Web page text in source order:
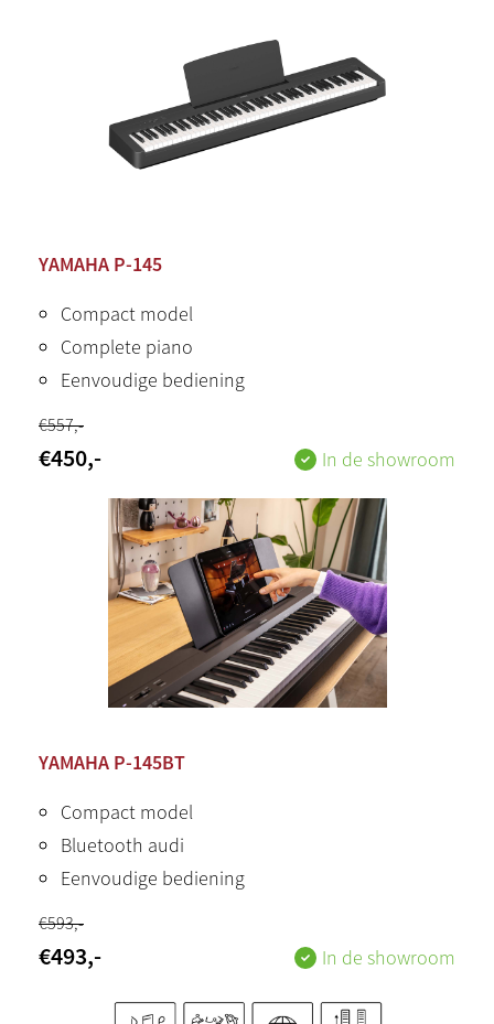
YAMAHA P-145
Compact model
Complete piano
Eenvoudige bediening
€557,-
€450,- In de showroom
YAMAHA P-145BT
Compact model
Bluetooth audi
Eenvoudige bediening
€593,-
€493,- In de showroom